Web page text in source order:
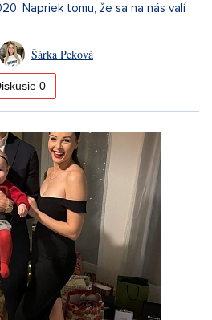
Napriek tomu, že sa na nás valí
Šárka Peková
0